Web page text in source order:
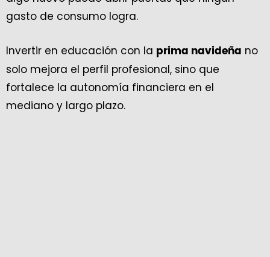
gasto de consumo logra.
Invertir en educación con la prima navideña no
solo mejora el perfil profesional, sino que
fortalece la autonomía financiera en el
mediano y largo plazo.